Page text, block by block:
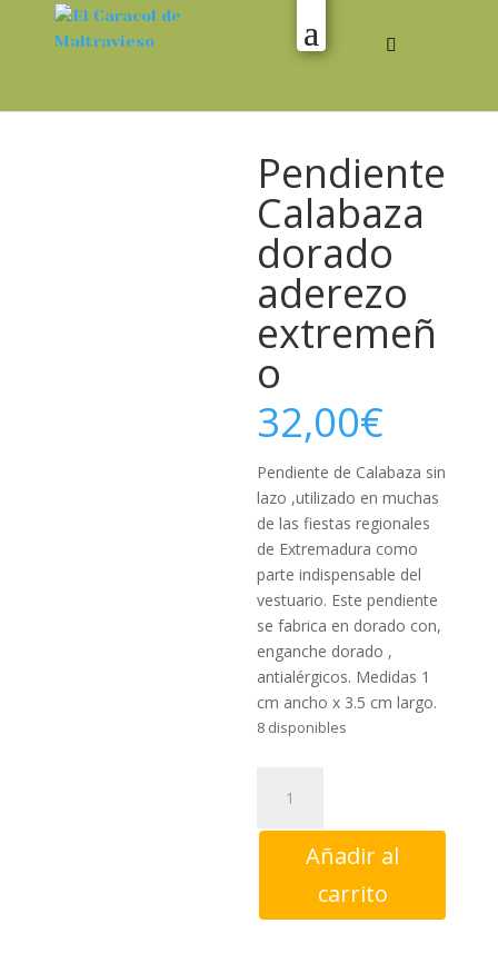
Pendiente
Calabaza
dorado
aderezo
extremeñ
o
32,00€
Pendiente de Calabaza sin
lazo ,utilizado en muchas
de las fiestas regionales
de Extremadura como
parte indispensable del
vestuario. Este pendiente
se fabrica en dorado con,
enganche dorado ,
antialérgicos. Medidas 1
cm ancho x 3.5 cm largo.
8 disponibles
Calabaza
dorado
aderezoAñadir al
carrito